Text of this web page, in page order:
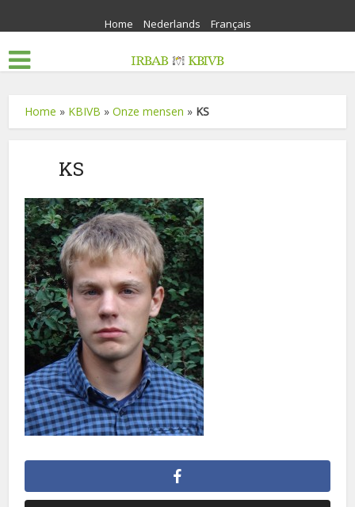
Home Nederlands Français
Home » KBIVB »Onze mensen » KS
KS